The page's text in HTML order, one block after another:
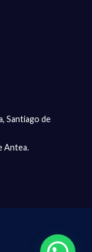
Santiago de
Antea.